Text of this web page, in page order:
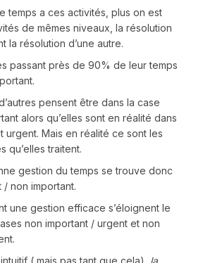
temps a ces activités, plus on est
de mêmes niveaux, la résolution
la résolution d’une autre.
passant près de 90% de leur temps
pensent être dans la case
alors qu’elles sont en réalité dans
urgent. Mais en réalité ce sont les
qu’elles traitent.
gestion du temps se trouve donc
non important.
une gestion efficace s’éloignent le
non important / urgent et non